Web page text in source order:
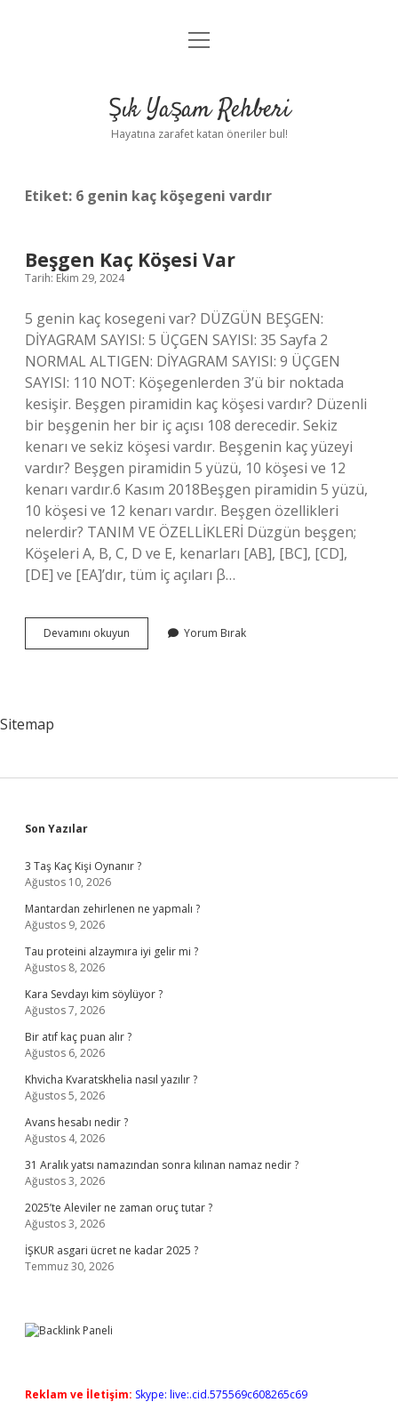
Anasayfa
Yasal Uyarı
menüyü
Şık Yaşam Rehberi
Hayatına zarafet katan öneriler bul!
Etiket: 6 genin kaç köşegeni vardır
Beşgen Kaç Köşesi Var
Tarih: Ekim 29, 2024
5 genin kaç kosegeni var? DÜZGÜN BEŞGEN:
DİYAGRAM SAYISI: 5 ÜÇGEN SAYISI: 35 Sayfa 2
NORMAL ALTIGEN: DİYAGRAM SAYISI: 9 ÜÇGEN
SAYISI: 110 NOT: Köşegenlerden 3’ü bir noktada
kesişir. Beşgen piramidin kaç köşesi vardır? Düzenli
bir beşgenin her bir iç açısı 108 derecedir. Sekiz
kenarı ve sekiz köşesi vardır. Beşgenin kaç yüzeyi
vardır? Beşgen piramidin 5 yüzü, 10 köşesi ve 12
kenarı vardır.6 Kasım 2018Beşgen piramidin 5 yüzü,
10 köşesi ve 12 kenarı vardır. Beşgen özellikleri
nelerdir? TANIM VE ÖZELLİKLERİ Düzgün beşgen;
Köşeleri A, B, C, D ve E, kenarları [AB], [BC], [CD],
[DE] ve [EA]’dır, tüm iç açıları β…
Devamını okuyun
Kaç
Yorum Bırak
Sitemap
Sidebar
Son Yazılar
3 Taş Kaç Kişi Oynanır ?
Ağustos 10, 2026
Mantardan zehirlenen ne yapmalı ?
Ağustos 9, 2026
Tau proteini alzaymıra iyi gelir mi ?
Ağustos 8, 2026
Kara Sevdayı kim söylüyor ?
Ağustos 7, 2026
Bir atıf kaç puan alır ?
Ağustos 6, 2026
Khvicha Kvaratskhelia nasıl yazılır ?
Ağustos 5, 2026
Avans hesabı nedir ?
Ağustos 4, 2026
31 Aralık yatsı namazından sonra kılınan namaz nedir ?
Ağustos 3, 2026
2025’te Aleviler ne zaman oruç tutar ?
Ağustos 3, 2026
İŞKUR asgari ücret ne kadar 2025 ?
Temmuz 30, 2026
Reklam ve İletişim: Skype: live:.cid.575569c608265c69